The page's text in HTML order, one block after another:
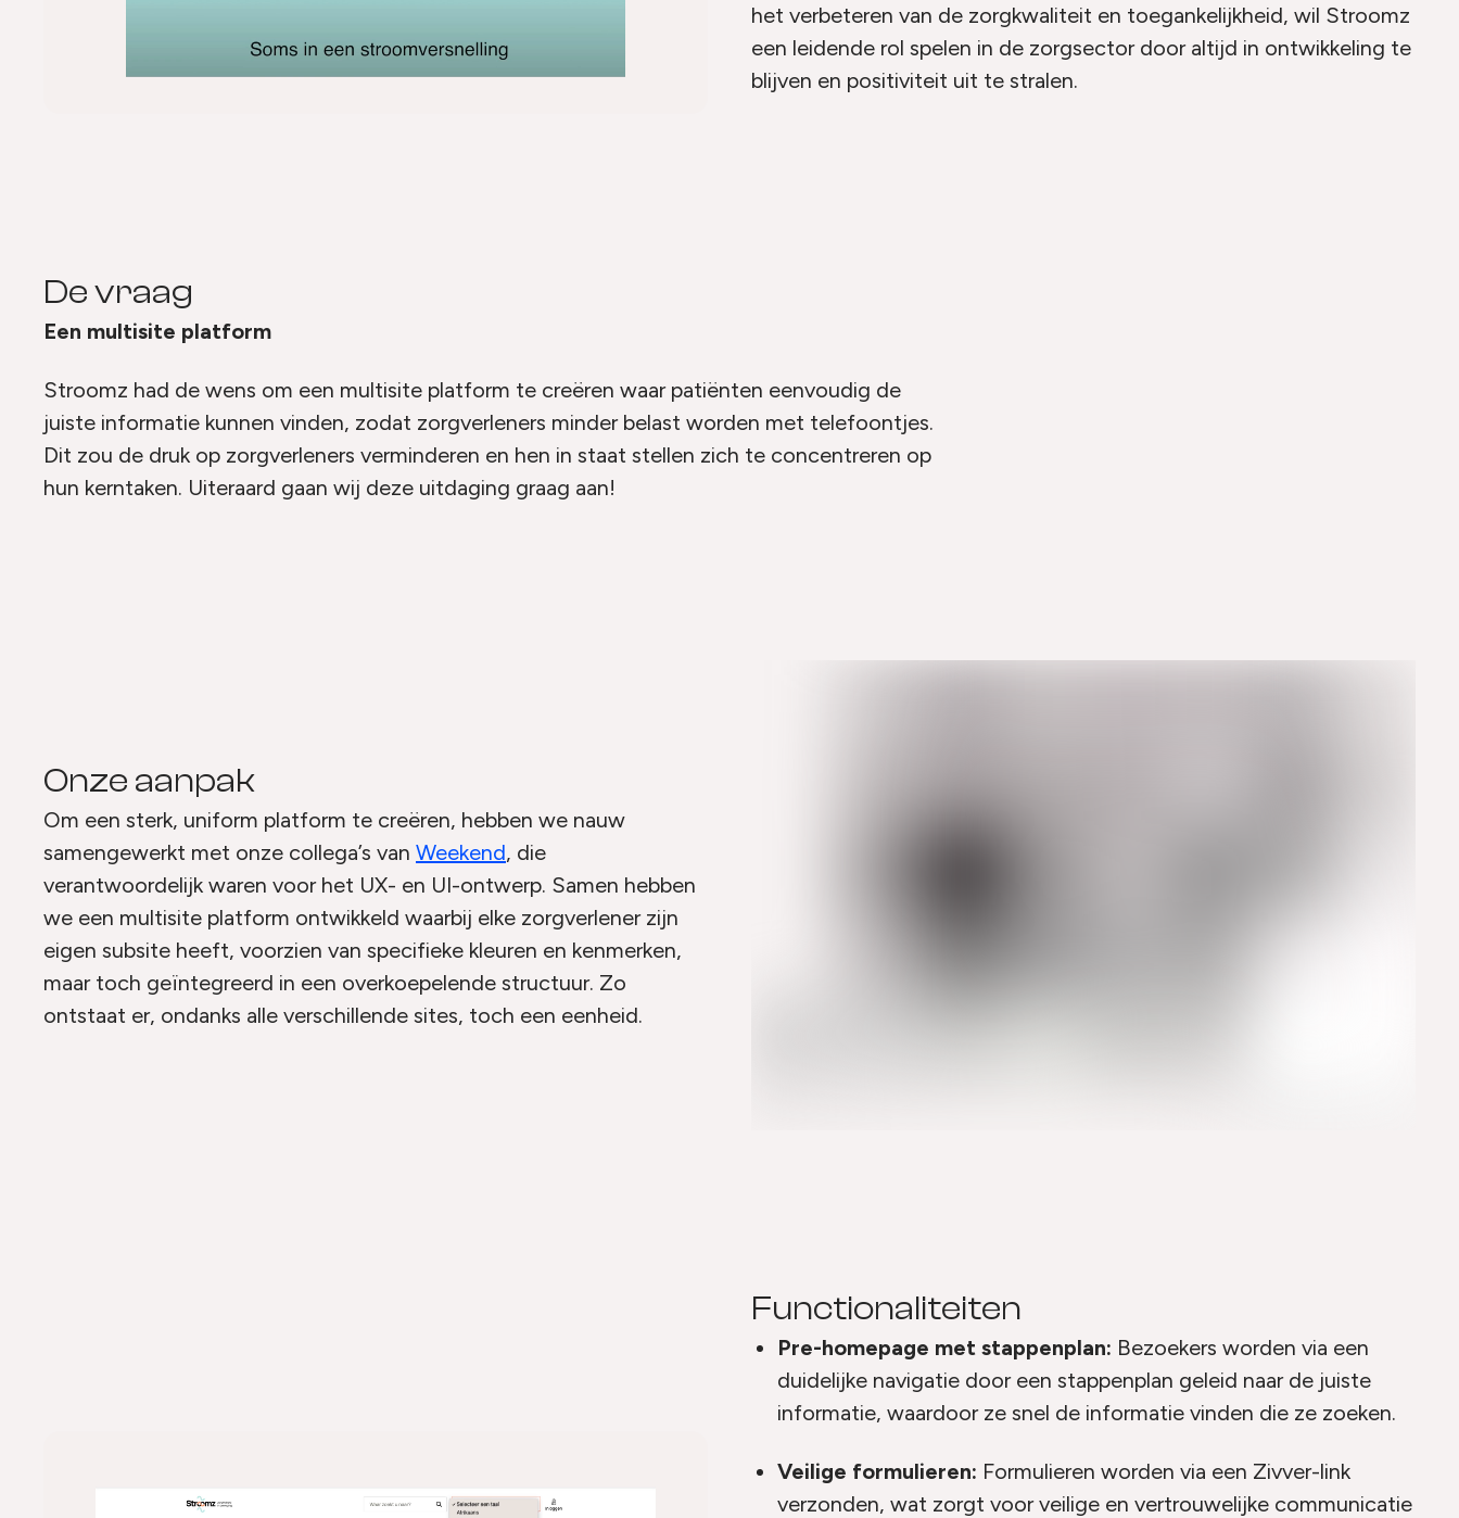
het verbeteren van de zorgkwaliteit en toegankelijkheid, wil Stroomz
een leidende rol spelen in de zorgsector door altijd in ontwikkeling te
blijven en positiviteit uit te stralen.
De vraag
Een multisite platform
Stroomz had de wens om een multisite platform te creëren waar patiënten eenvoudig de
juiste informatie kunnen vinden, zodat zorgverleners minder belast worden met telefoontjes.
Dit zou de druk op zorgverleners verminderen en hen in staat stellen zich te concentreren op
hun kerntaken. Uiteraard gaan wij deze uitdaging graag aan!
Onze aanpak
Om een sterk, uniform platform te creëren, hebben we nauw
samengewerkt met onze collega’s van Weekend, die
verantwoordelijk waren voor het UX- en UI-ontwerp. Samen hebben
we een multisite platform ontwikkeld waarbij elke zorgverlener zijn
eigen subsite heeft, voorzien van specifieke kleuren en kenmerken,
maar toch geïntegreerd in een overkoepelende structuur. Zo
ontstaat er, ondanks alle verschillende sites, toch een eenheid.
Functionaliteiten
Pre-homepage met stappenplan: Bezoekers worden via een
duidelijke navigatie door een stappenplan geleid naar de juiste
informatie, waardoor ze snel de informatie vinden die ze zoeken.
Veilige formulieren: Formulieren worden via een Zivver-link
verzonden, wat zorgt voor veilige en vertrouwelijke communicatie